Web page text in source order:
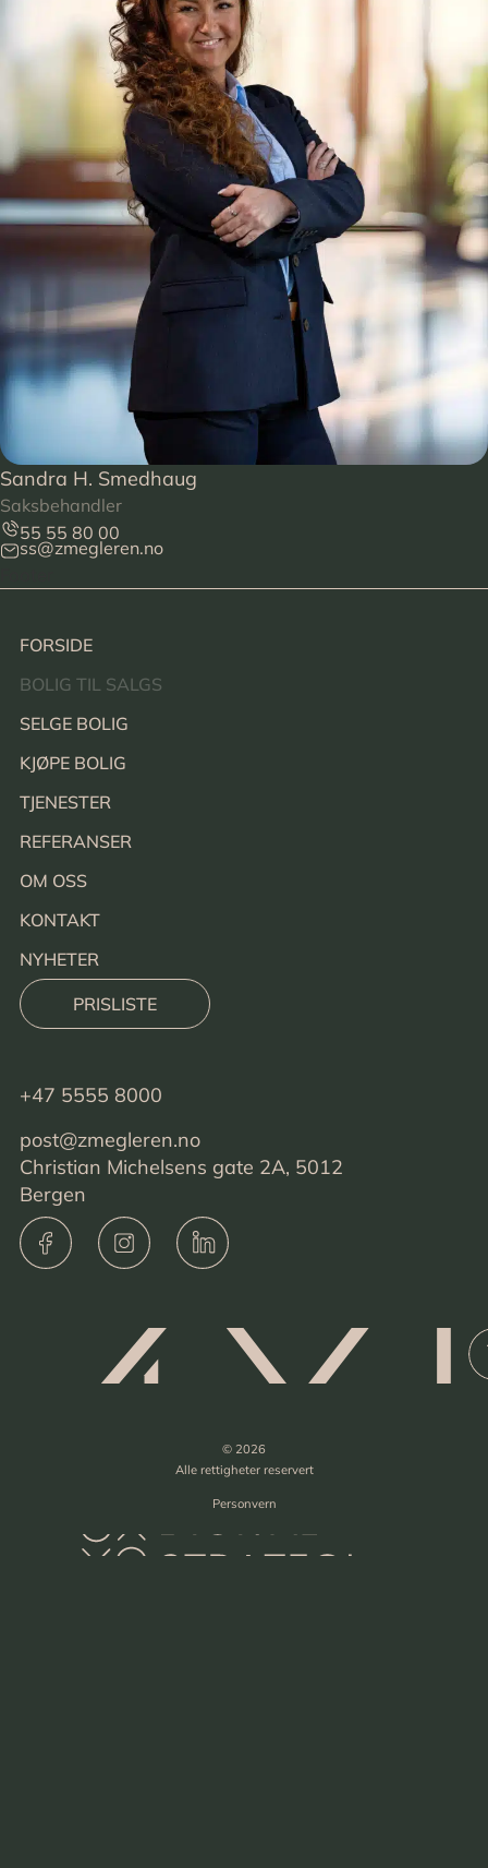
Sandra H. Smedhaug
Saksbehandler
55 55 80 00
ss@zmegleren.no
FORSIDE
BOLIG TIL SALGS
SELGE BOLIG
KJØPE BOLIG
TJENESTER
REFERANSER
OM OSS
KONTAKT
NYHETER
PRISLISTE
+47 5555 8000
post@zmegleren.no
Christian Michelsens gate 2A, 5012
Bergen
© 2026
Alle rettigheter reservert
Personvern